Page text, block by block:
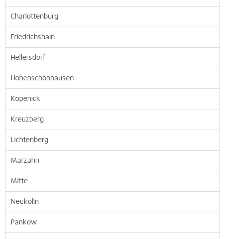
Charlottenburg
Friedrichshain
Hellersdorf
Hohenschönhausen
Köpenick
Kreuzberg
Lichtenberg
Marzahn
Mitte
Neukölln
Pankow